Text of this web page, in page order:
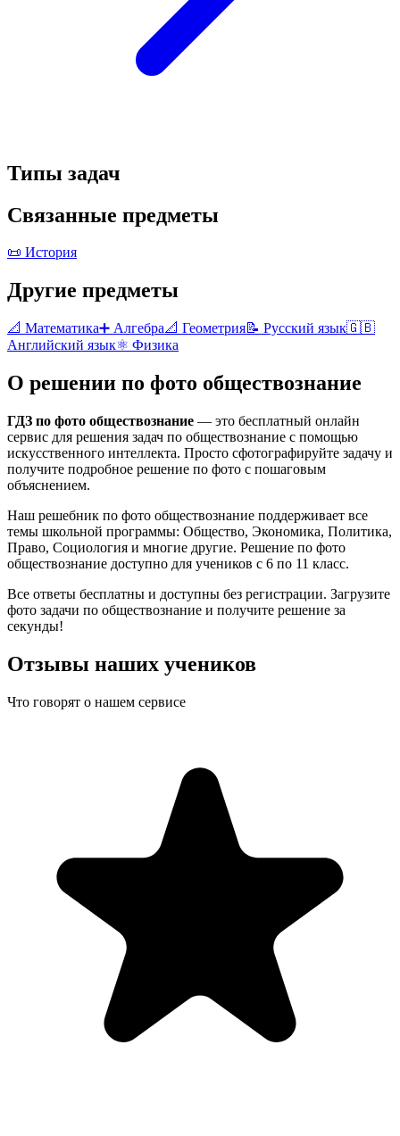
Типы задач
Связанные предметы
📜 История
Другие предметы
📐 Математика➕ Алгебра📐 Геометрия📝 Русский язык🇬🇧
Английский язык⚛️ Физика
О решении по фото обществознание
ГДЗ по фото обществознание — это бесплатный онлайн
сервис для решения задач по обществознание с помощью
искусственного интеллекта. Просто сфотографируйте задачу и
получите подробное решение по фото с пошаговым
объяснением.
Наш решебник по фото обществознание поддерживает все
темы школьной программы: Общество, Экономика, Политика,
Право, Социология и многие другие. Решение по фото
обществознание доступно для учеников с 6 по 11 класс.
Все ответы бесплатны и доступны без регистрации. Загрузите
фото задачи по обществознание и получите решение за
секунды!
Отзывы наших учеников
Что говорят о нашем сервисе